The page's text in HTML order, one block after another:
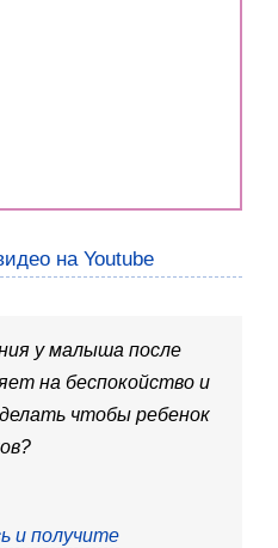
на Youtube
у малыша после
на беспокойство и
чтобы ребенок
и получите